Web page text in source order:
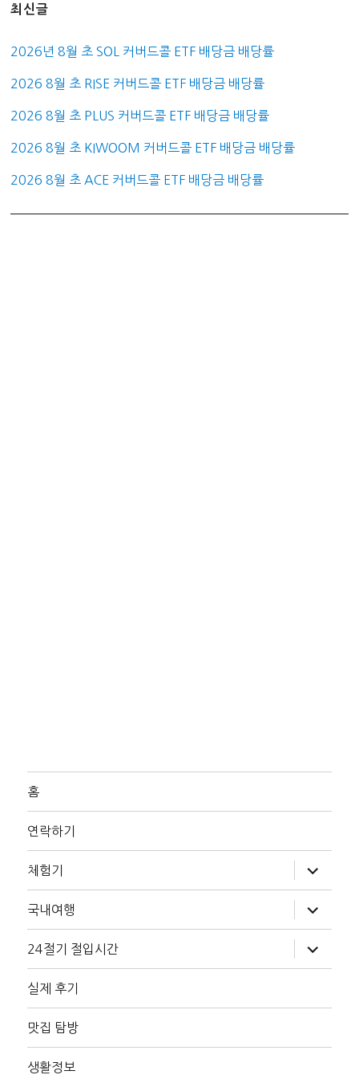
최신글
2026년 8월 초 SOL 커버드콜 ETF 배당금 배당률
2026 8월 초 RISE 커버드콜 ETF 배당금 배당률
2026 8월 초 PLUS 커버드콜 ETF 배당금 배당률
2026 8월 초 KIWOOM 커버드콜 ETF 배당금 배당률
2026 8월 초 ACE 커버드콜 ETF 배당금 배당률
홈
연락하기
체험기
위
메
확
장
국내여행
위
메
확
장
24절기 절입시간
위
메
장
실제 후기
맛집 탐방
생활정보